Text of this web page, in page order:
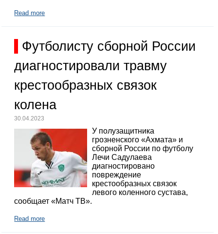
Read more
Футболисту сборной России
диагностировали травму
крестообразных связок
колена
30.04.2023
У полузащитника
грозненского «Ахмата» и
сборной России по футболу
Лечи Садулаева
диагностировано
повреждение
крестообразных связок
левого коленного сустава,
сообщает «Матч ТВ».
Read more